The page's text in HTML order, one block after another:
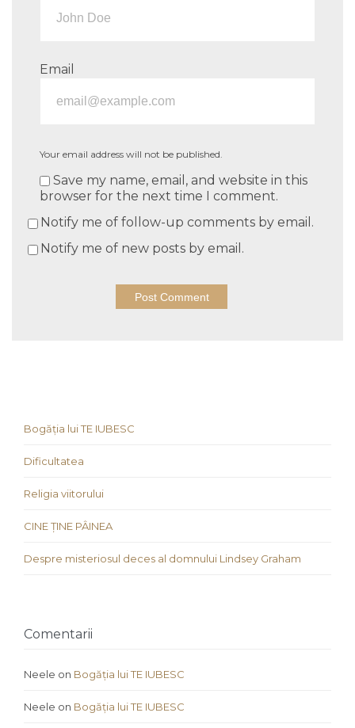
Email
Your email address will not be published.
Save my name, email, and website in this
browser for the next time I comment.
Notify me of follow-up comments by email.
Notify me of new posts by email.
Bogăția lui TE IUBESC
Dificultatea
Religia viitorului
CINE ȚINE PÂINEA
Despre misteriosul deces al domnului Lindsey Graham
Comentarii
Neele on Bogăția lui TE IUBESC
Neele on Bogăția lui TE IUBESC